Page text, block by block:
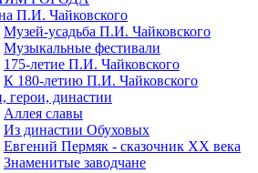
П.И. Чайковского
Музей-усадьба П.И. Чайковского
Музыкальные фестивали
175-летие П.И. Чайковского
К 180-летию П.И. Чайковского
герои, династии
Аллея славы
Из династии Обуховых
Евгений Пермяк - сказочник XX века
Знаменитые заводчане